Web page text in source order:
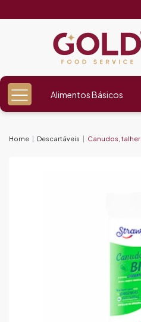
Alimentos Básicos
Home Descartáveis Canudos,